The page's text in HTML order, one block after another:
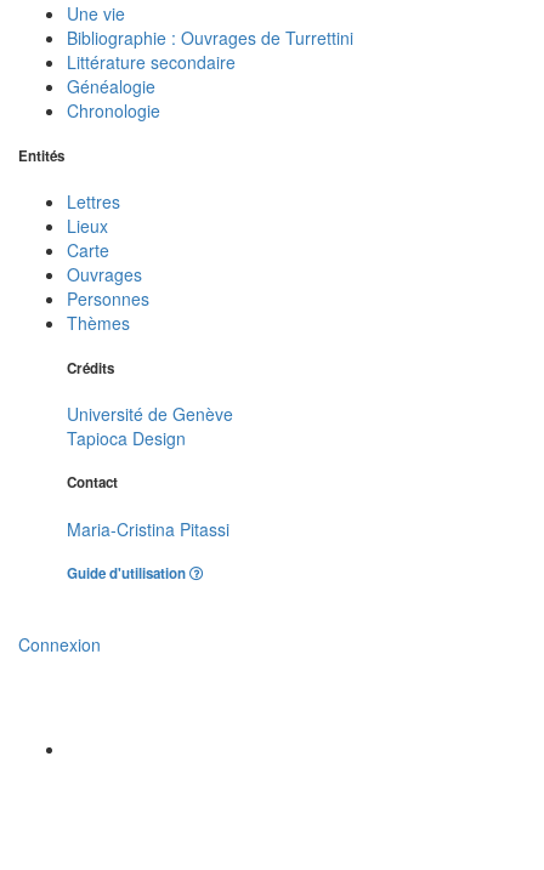
Une vie
Bibliographie : Ouvrages de Turrettini
Littérature secondaire
Généalogie
Chronologie
Entités
Lettres
Lieux
Carte
Ouvrages
Personnes
Thèmes
Crédits
Université de Genève
Tapioca Design
Contact
Maria-Cristina Pitassi
Guide d'utilisation
Connexion